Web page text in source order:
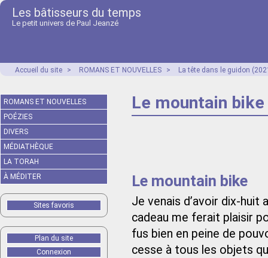
Les bâtisseurs du temps
Le petit univers de Paul Jeanzé
Accueil du site > ROMANS ET NOUVELLES > La tête dans le guidon
Le mountain bike
Le mountain bike
Je venais d’avoir dix-huit
cadeau me ferait plaisir
fus bien en peine de
cesse à tous les objets
ROMANS ET NOUVELLES
POÉZIES
DIVERS
MÉDIATHÈQUE
LA TORAH
À MÉDITER
Sites favoris
Plan du site
Connexion